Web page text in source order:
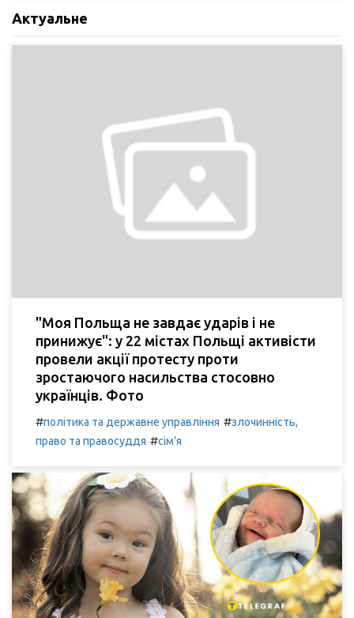
Актуальне
"Моя Польща не завдає ударів і не
принижує": у 22 містах Польщі активісти
провели акції протесту проти
зростаючого насильства стосовно
українців. Фото
#політика та державне управління #злочинність,
право та правосуддя #сім'я